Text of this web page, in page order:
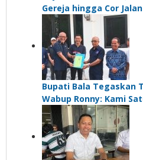
Gereja hingga Cor
Bupati Bala Tegaskan
Wabup Ronny: Kami